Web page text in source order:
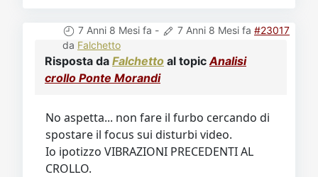
7 Anni 8 Mesi fa - 7 Anni 8 Mesi fa #23017
da Falchetto
Risposta da Falchetto al topic Analisi
crollo Ponte Morandi
No aspetta... non fare il furbo cercando di
spostare il focus sui disturbi video.
Io ipotizzo VIBRAZIONI PRECEDENTI AL
CROLLO.